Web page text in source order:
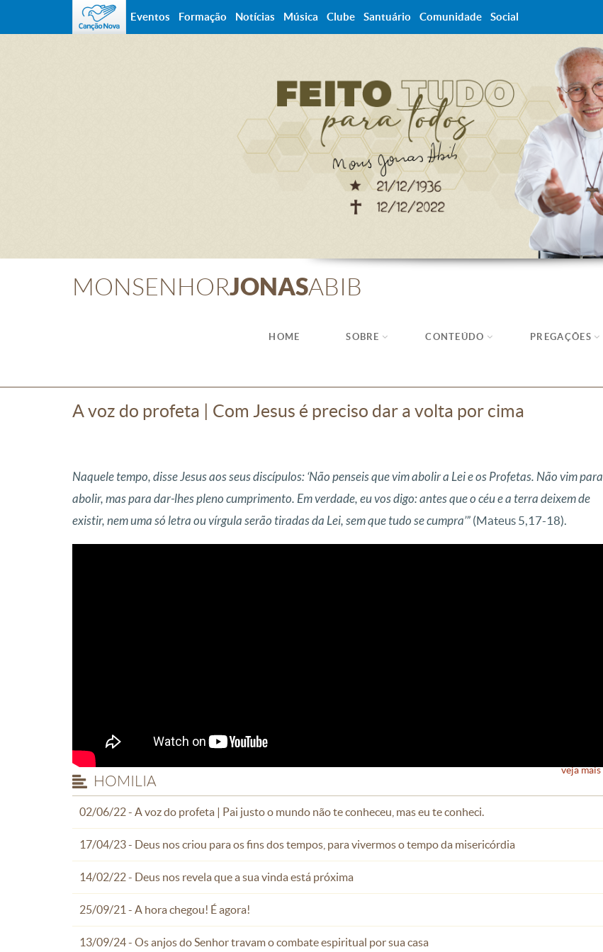
MONSENHORJONASABIB
HOME SOBRE CONTEÚDO PREGAÇÕES
A voz do profeta | Com Jesus é preciso dar a volta por cima
Naquele tempo, disse Jesus aos seus discípulos: ‘Não penseis que vim abolir a Lei e os Profetas. Não vim para
abolir, mas para dar-lhes pleno cumprimento. Em verdade, eu vos digo: antes que o céu e a terra deixem de
existir, nem uma só letra ou vírgula serão tiradas da Lei, sem que tudo se cumpra’” (Mateus 5,17-18).
HOMILIA
02/06/22 - A voz do profeta | Pai justo o mundo não te conheceu, mas eu te conheci.
17/04/23 - Deus nos criou para os fins dos tempos, para vivermos o tempo da misericórdia
14/02/22 - Deus nos revela que a sua vinda está próxima
25/09/21 - A hora chegou! É agora!
13/09/24 - Os anjos do Senhor travam o combate espiritual por sua casa
veja mais
Eventos Formação Notícias Música Clube Santuário Comunidade Social